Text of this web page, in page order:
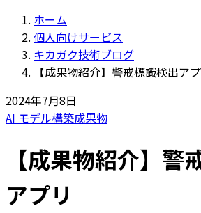
ホーム
個人向けサービス
キカガク技術ブログ
【成果物紹介】警戒標識検出ア
2024年7月8日
AI モデル構築成果物
【成果物紹介】警
アプリ